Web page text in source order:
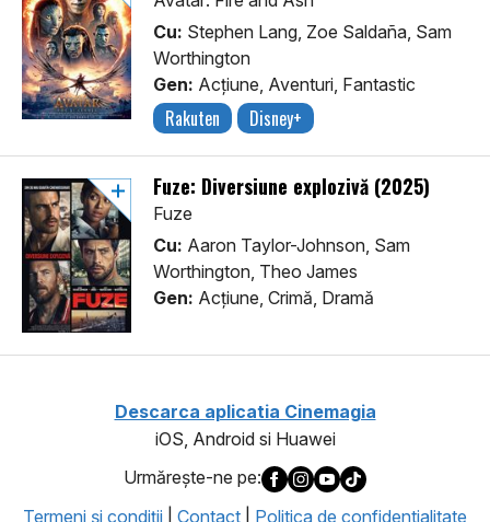
Cu: Stephen Lang, Zoe Saldaña, Sam
Worthington
Gen: Acţiune, Aventuri, Fantastic
Rakuten Disney+
Fuze: Diversiune explozivă (2025)
Fuze
Cu: Aaron Taylor-Johnson, Sam
Worthington, Theo James
Gen: Acţiune, Crimă, Dramă
Descarca aplicatia Cinemagia
iOS, Android si Huawei
Urmăreşte-ne pe:
Termeni şi condiţii
Contact Politica de confidentialitate